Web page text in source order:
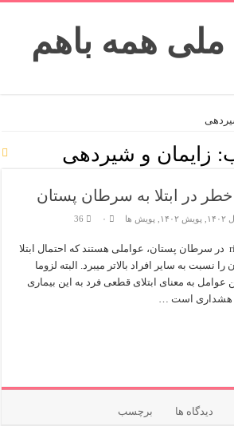
زایمان و شیردهی
در ابتلا به سرطان پستان
پویش ۱۴۰۲ پویش ها ۰ 36
عوامل خطر یا risk factors در سرطان پستان، عواملی هستند که احتمال ابتلا
نسبت به سایر افراد بالاتر میبرد. البته لزوما
عوامل به معنای ابتلای قطعی فرد به این بیماری
هشداری است …
دیدگاه ها برچسب